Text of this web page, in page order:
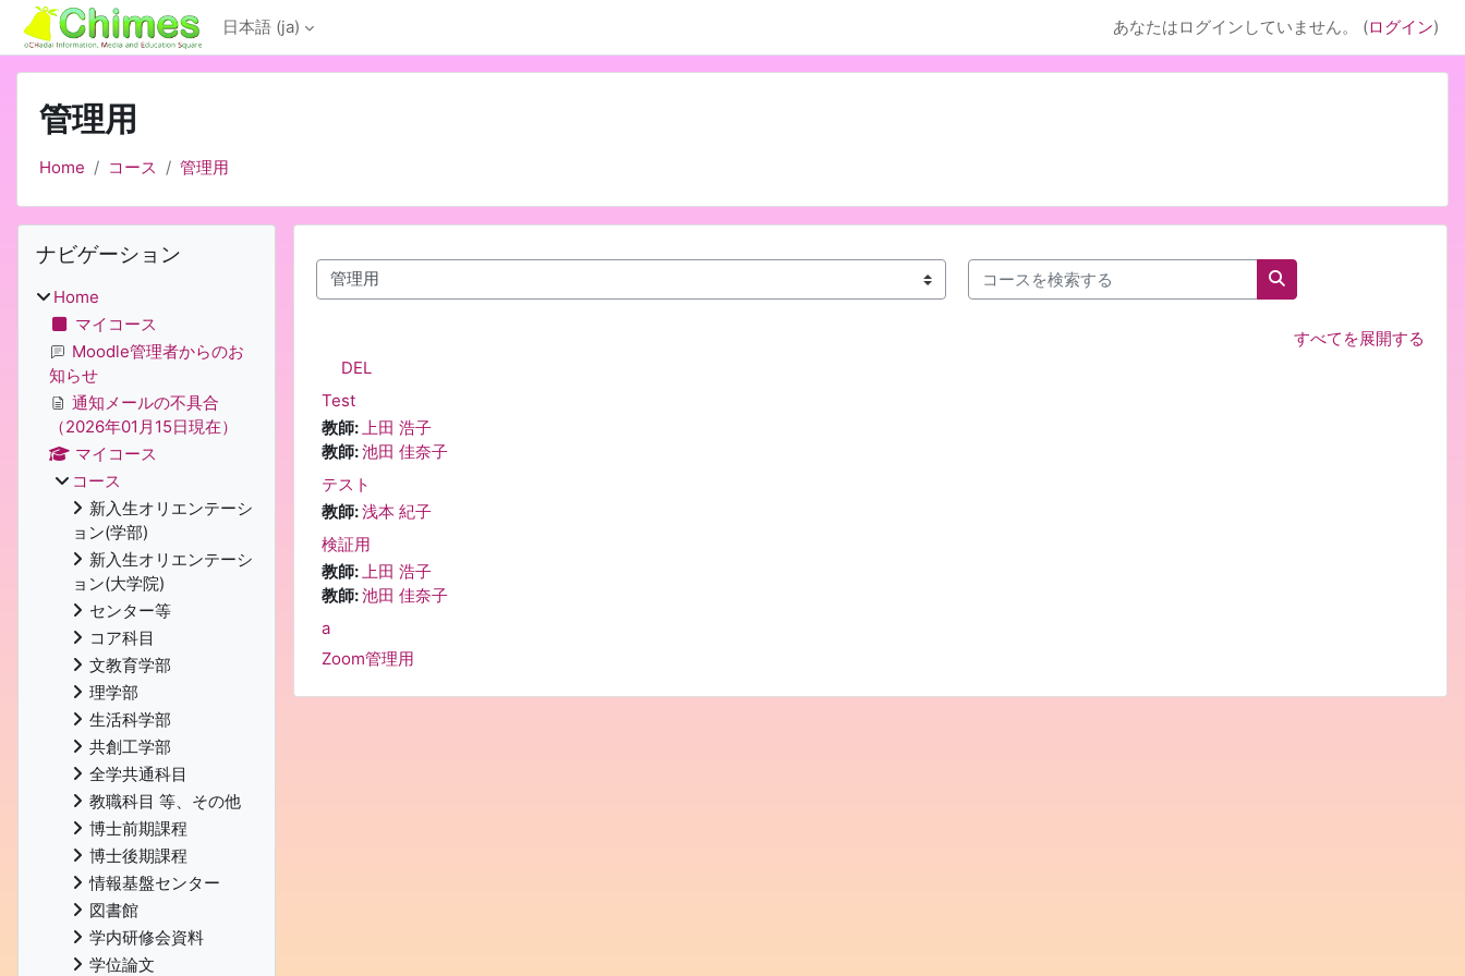
メインコンテンツへスキップする
日本語 ‎(ja)‎ あなたはログインしていません。 (ログイン)
管理用
Home コース 管理用
コースカテゴリ
コースを検索する
コースを検索する
すべてを展開する
DEL
Test
教師: 上田 浩子
教師:池田 佳奈子
テスト
教師:浅本 紀子
検証用
教師: 上田 浩子
教師:池田 佳奈子
a
Zoom管理用
ブロック
ナビゲーション
Home
マイコース
Moodle管理者からのお
知らせ
通知メールの不具合
（2026年01月15日現在）
マイコース
コース
新入生オリエンテーシ
ョン(学部)
新入生オリエンテーシ
ョン(大学院)
センター等
コア科目
文教育学部
理学部
生活科学部
共創工学部
全学共通科目
教職科目 等、その他
博士前期課程
博士後期課程
情報基盤センター
図書館
学内研修会資料
学位論文